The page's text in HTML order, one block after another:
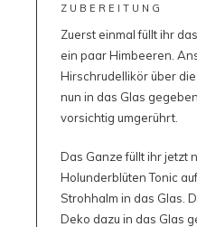
ZUBEREITUNG
Zuerst einmal füllt ihr
ein paar Himbeeren.
Hirschrudellikör über
nun in das Glas
vorsichtig umgerührt.
Das Ganze füllt ihr jetzt
Holunderblüten Tonic
Strohhalm in das Glas.
Deko dazu in das Glas